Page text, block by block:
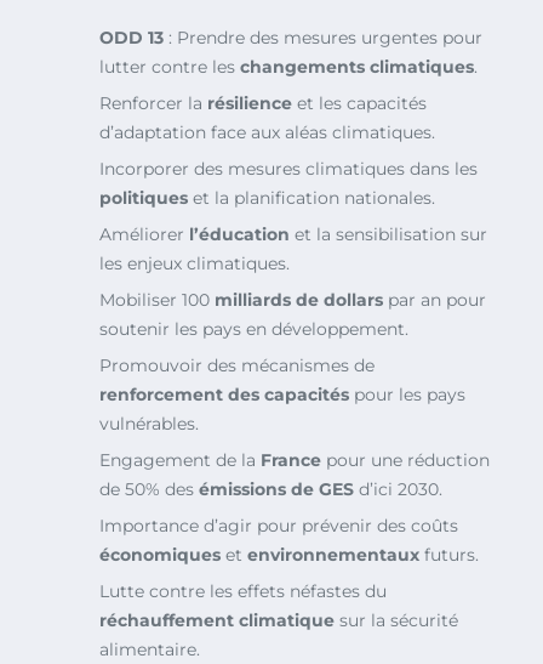
ODD 13 : Prendre des mesures urgentes pour
lutter contre les changements climatiques.
Renforcer la résilience et les capacités
d’adaptation face aux aléas climatiques.
Incorporer des mesures climatiques dans les
politiques et la planification nationales.
Améliorer l’éducation et la sensibilisation sur
les enjeux climatiques.
Mobiliser 100 milliards de dollars par an pour
soutenir les pays en développement.
Promouvoir des mécanismes de
renforcement des capacités pour les pays
vulnérables.
Engagement de la France pour une réduction
de 50% des émissions de GES d’ici 2030.
Importance d’agir pour prévenir des coûts
économiques et environnementaux futurs.
Lutte contre les effets néfastes du
réchauffement climatique sur la sécurité
alimentaire.